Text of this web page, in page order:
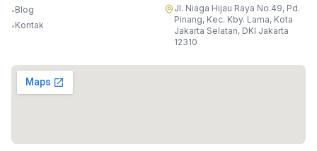
•Blog
•Kontak
Jl. Niaga Hijau Raya No.49, Pd.
Pinang, Kec. Kby. Lama, Kota
Jakarta Selatan, DKI Jakarta
12310